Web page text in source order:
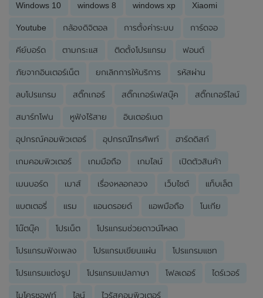
Windows 10 windows 8 windows xp Xiaomi
Youtube กล้องดิจิตอล การตั้งค่าระบบ การ์ดจอ
คีย์บอร์ด ตามกระแส ติดตั้งโปรแกรม ฟอนต์
ภัยจากอินเตอร์เน็ต ยกเลิกการให้บริการ รหัสผ่าน
ลบโปรแกรม สติ๊กเกอร์ สติ๊กเกอร์เฟสบุ๊ค สติ๊กเกอร์ไลน์
สมาร์ทโฟน หูฟังไร้สาย อินเตอร์เนต
อุปกรณ์คอมพิวเตอร์ อุปกรณ์โทรศัพท์ ฮาร์ดดิสก์
เกมคอมพิวเตอร์ เกมมือถือ เกมไลน์ เปิดตัวสินค้า
เมนบอร์ด เมาส์ เรื่องหลอกลวง เว็บไซต์ แท็บเล็ต
แบตเตอรี่ แรม แอนดรอยด์ แอพมือถือ โนเกีย
โน๊ตบุ๊ค โปรเน็ต โปรแกรมช่วยดาวน์โหลด
โปรแกรมฟังเพลง โปรแกรมเขียนแผ่น โปรแกรมแชท
โปรแกรมแต่งรูป โปรแกรมแปลภาษา โฟลเดอร์ ไดร์เวอร์
ไมโครซอฟท์ ไลน์ ไวรัสคอมพิวเตอร์